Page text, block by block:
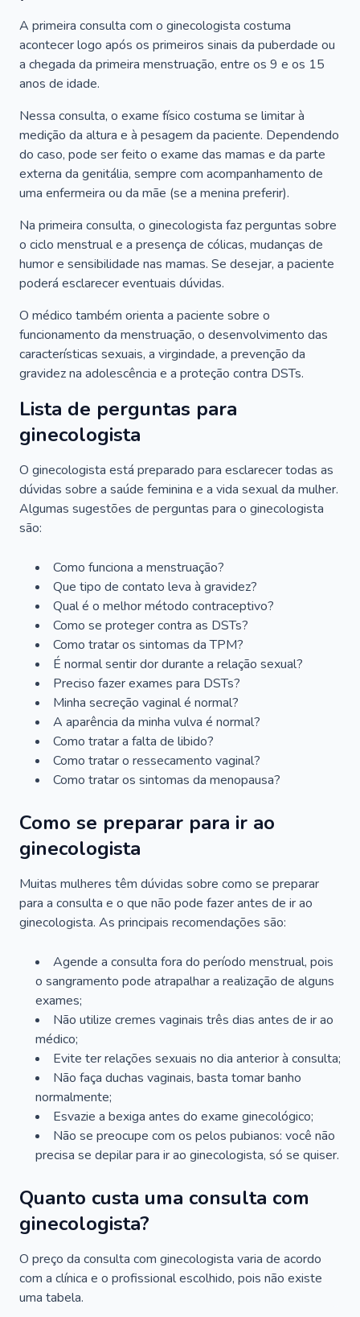
A primeira consulta com o ginecologista costuma
acontecer logo após os primeiros sinais da puberdade ou
a chegada da primeira menstruação, entre os 9 e os 15
anos de idade.
Nessa consulta, o exame físico costuma se limitar à
medição da altura e à pesagem da paciente. Dependendo
do caso, pode ser feito o exame das mamas e da parte
externa da genitália, sempre com acompanhamento de
uma enfermeira ou da mãe (se a menina preferir).
Na primeira consulta, o ginecologista faz perguntas sobre
o ciclo menstrual e a presença de cólicas, mudanças de
humor e sensibilidade nas mamas. Se desejar, a paciente
poderá esclarecer eventuais dúvidas.
O médico também orienta a paciente sobre o
funcionamento da menstruação, o desenvolvimento das
características sexuais, a virgindade, a prevenção da
gravidez na adolescência e a proteção contra DSTs.
Lista de perguntas para
ginecologista
O ginecologista está preparado para esclarecer todas as
dúvidas sobre a saúde feminina e a vida sexual da mulher.
Algumas sugestões de perguntas para o ginecologista
são:
Como funciona a menstruação?
Que tipo de contato leva à gravidez?
Qual é o melhor método contraceptivo?
Como se proteger contra as DSTs?
Como tratar os sintomas da TPM?
É normal sentir dor durante a relação sexual?
Preciso fazer exames para DSTs?
Minha secreção vaginal é normal?
A aparência da minha vulva é normal?
Como tratar a falta de libido?
Como tratar o ressecamento vaginal?
Como tratar os sintomas da menopausa?
Como se preparar para ir ao
ginecologista
Muitas mulheres têm dúvidas sobre como se preparar
para a consulta e o que não pode fazer antes de ir ao
ginecologista. As principais recomendações são:
Agende a consulta fora do período menstrual, pois
o sangramento pode atrapalhar a realização de alguns
exames;
Não utilize cremes vaginais três dias antes de ir ao
médico;
Evite ter relações sexuais no dia anterior à consulta;
Não faça duchas vaginais, basta tomar banho
normalmente;
Esvazie a bexiga antes do exame ginecológico;
Não se preocupe com os pelos pubianos: você não
precisa se depilar para ir ao ginecologista, só se quiser.
Quanto custa uma consulta com
ginecologista?
O preço da consulta com ginecologista varia de acordo
com a clínica e o profissional escolhido, pois não existe
uma tabela.